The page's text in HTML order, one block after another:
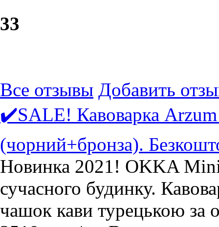
33
Все отзывы Добавить
✔️SALE! Кавоварка
(чорний+бронза).
Новинка 2021! OKKA
сучасного будинку.
чашок кави турецькою за